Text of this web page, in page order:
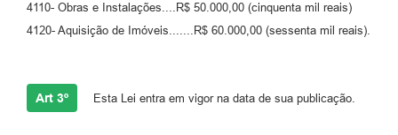
4110- Obras e Instalações....R$ 50.000,00 (cinquenta mil reais)
4120- Aquisição de Imóveis.......R$ 60.000,00 (sessenta mil reais).
Art 3º Esta Lei entra em vigor na data de sua publicação.